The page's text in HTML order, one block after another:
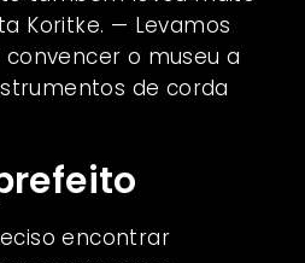
Koritke. — Levamos
o museu a
de corda
encontrar